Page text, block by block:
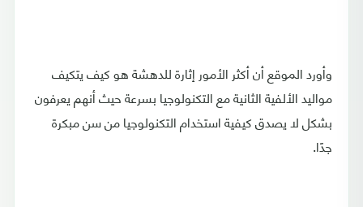
وأورد الموقع أن أكثر الأمور إثارة للدهشة هو كيف يتكيف
مواليد الألفية الثانية مع التكنولوجيا بسرعة حيث أنهم يعرفون
بشكل لا يصدق كيفية استخدام التكنولوجيا من سن مبكرة
جدًا.